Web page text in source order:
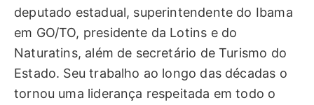
deputado estadual, superintendente do Ibama
em GO/TO, presidente da Lotins e do
Naturatins, além de secretário de Turismo do
Estado. Seu trabalho ao longo das décadas o
tornou uma liderança respeitada em todo o